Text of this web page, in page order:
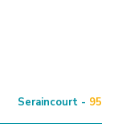
Seraincourt - 95